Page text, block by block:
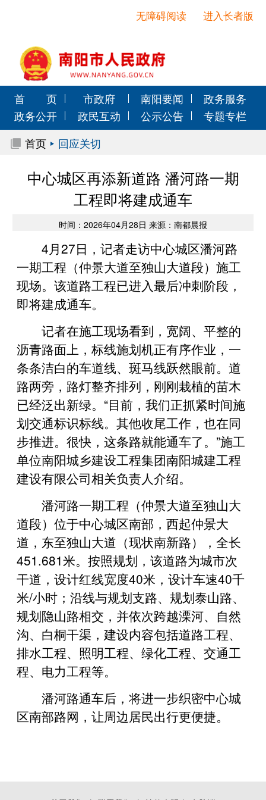
进入长者版
无障碍阅读
首 页 市政府 南阳要闻
政务服务
政务公开
政民互动 公示公告
专题专栏
首页
回应关切
中心城区再添新道路 潘河路一期
工程即将建成通车
时间：2026年04月28日 来源：南都晨报
4月27日，记者走访中心城区潘河路
一期工程（仲景大道至独山大道段）施工
现场。该道路工程已进入最后冲刺阶段，
即将建成通车。
记者在施工现场看到，宽阔、平整的
沥青路面上，标线施划机正有序作业，一
条条洁白的车道线、斑马线跃然眼前。道
路两旁，路灯整齐排列，刚刚栽植的苗木
已经泛出新绿。“目前，我们正抓紧时间施
划交通标识标线。其他收尾工作，也在同
步推进。很快，这条路就能通车了。”施工
单位南阳城乡建设工程集团南阳城建工程
建设有限公司相关负责人介绍。
潘河路一期工程（仲景大道至独山大
道段）位于中心城区南部，西起仲景大
道，东至独山大道（现状南新路），全长
451.681米。按照规划，该道路为城市次
干道，设计红线宽度40米，设计车速40千
米/小时；沿线与规划支路、规划泰山路、
规划隐山路相交，并依次跨越溧河、自然
沟、白桐干渠，建设内容包括道路工程、
排水工程、照明工程、绿化工程、交通工
程、电力工程等。
潘河路通车后，将进一步织密中心城
区南部路网，让周边居民出行更便捷。